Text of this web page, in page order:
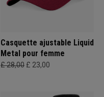
Casquette ajustable Liquid
Metal pour femme
£ 28,00 £ 23,00